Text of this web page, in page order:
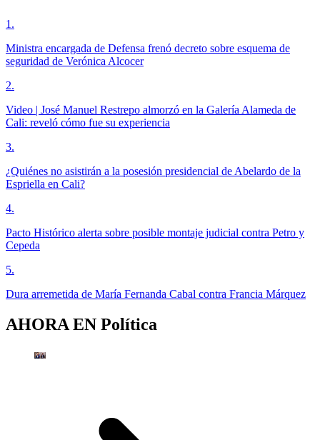
1 .
Ministra encargada de Defensa frenó decreto sobre esquema de
seguridad de Verónica Alcocer
2.
Video | José Manuel Restrepo almorzó en la Galería Alameda de
Cali: reveló cómo fue su experiencia
3.
¿Quiénes no asistirán a la posesión presidencial de Abelardo de la
Espriella en Cali?
4.
Pacto Histórico alerta sobre posible montaje judicial contra Petro y
Cepeda
5.
Dura arremetida de María Fernanda Cabal contra Francia Márquez
AHORA EN Política